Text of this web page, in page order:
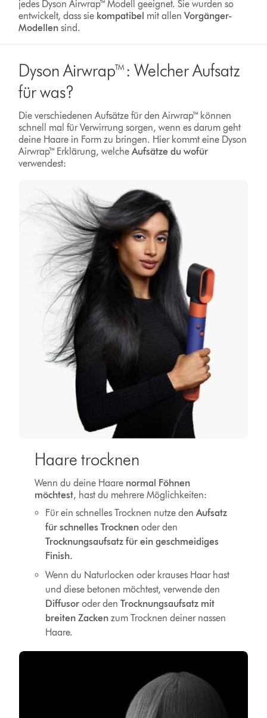
jedes Dyson Airwrap™ Modell geeignet. Sie wurden so
entwickelt, dass sie kompatibel mit allenVorgänger-
Modellensind.
Dyson Airwrap™: Welcher Aufsatz
für was?
Die verschiedenen Aufsätze für den Airwrap™ können
schnell mal für Verwirrung sorgen, wenn es darum geht
deine Haare in Form zu bringen. Hier kommt eine Dyson
Airwrap™ Erklärung, welcheAufsätze du wofür
verwendest:
Haare trocknen
Wenn du deine Haare normal Föhnen
möchtest, hast du mehrere Möglichkeiten:
Für ein schnelles Trocknen nutze den Aufsatz
für schnelles Trocknen oder den
Trocknungsaufsatz für ein geschmeidiges
Finish.
Wenn du Naturlocken oder krauses Haar hast
und diese betonen möchtest, verwende den
Diffusoroder den Trocknungsaufsatz mit
breiten Zackenzum Trocknen deiner nassen
Haare.